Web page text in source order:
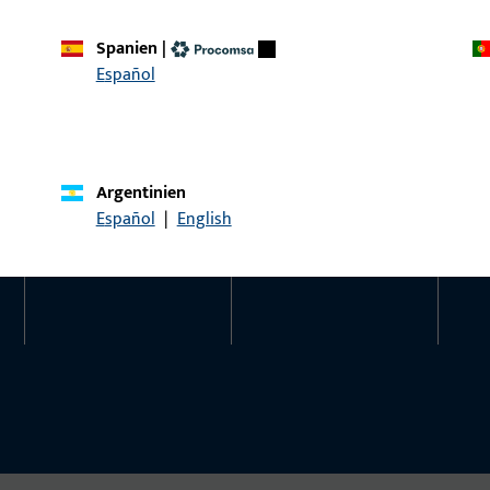
Spanien |
Español
Argentinien
Español | English
Kontakt aufnehmen
ProPoint-Serviceportal